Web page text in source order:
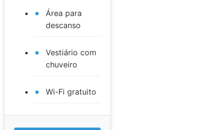
Área para
descanso
Vestiário com
chuveiro
Wi-Fi gratuito